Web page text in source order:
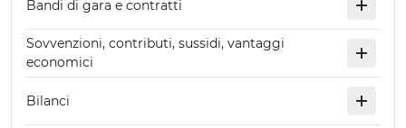
Bandi di gara e contratti
Sovvenzioni, contributi, sussidi, vantaggi
economici
Bilanci